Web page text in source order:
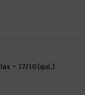
- 17/10 (qui.)